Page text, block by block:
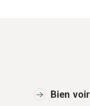
Bien voir